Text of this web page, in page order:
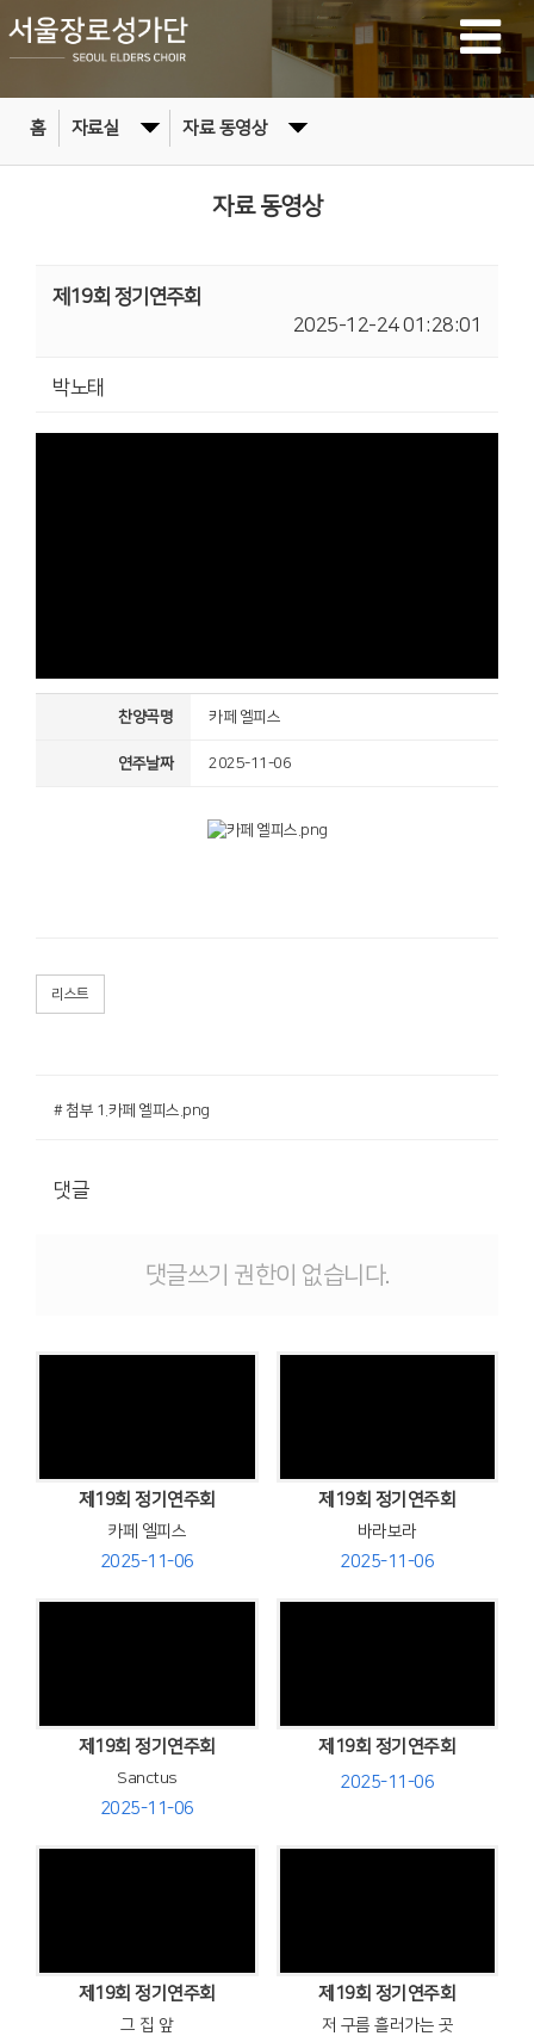
홈 자료실 자료 동영상
자료 동영상
제19회 정기연주회
2025-12-24 01:28:01
박노태
찬양곡명 카페 엘피스
연주날짜 2025-11-06
리스트
# 첨부 1.카페 엘피스.png
댓글
댓글쓰기 권한이 없습니다.
제19회 정기연주회
카페 엘피스
2025-11-06
제19회 정기연주회
바라보라
2025-11-06
제19회 정기연주회
Sanctus
2025-11-06
제19회 정기연주회
2025-11-06
제19회 정기연주회
그 집 앞
제19회 정기연주회
저 구름 흘러가는 곳